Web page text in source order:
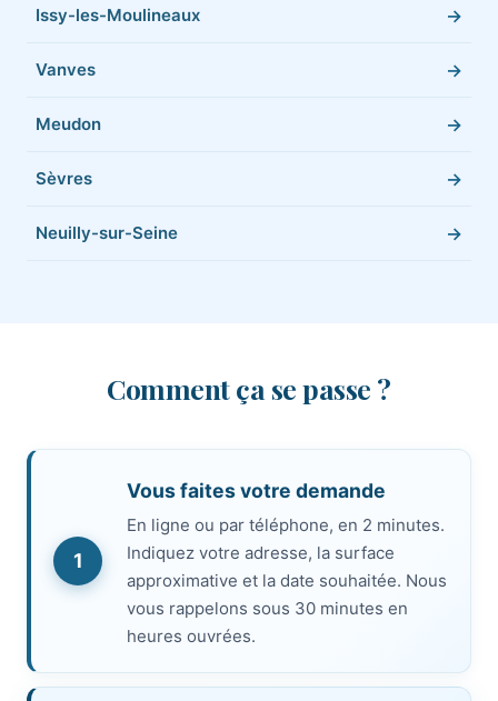
Issy-les-Moulineaux
Vanves
Meudon
Sèvres
Neuilly-sur-Seine
Comment ça se passe ?
1
Vous faites votre demande
En ligne ou par téléphone, en 2 minutes.
Indiquez votre adresse, la surface
approximative et la date souhaitée. Nous
vous rappelons sous 30 minutes en
heures ouvrées.